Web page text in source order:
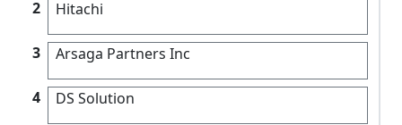
2 Hitachi
3 Arsaga Partners Inc
4 DS Solution